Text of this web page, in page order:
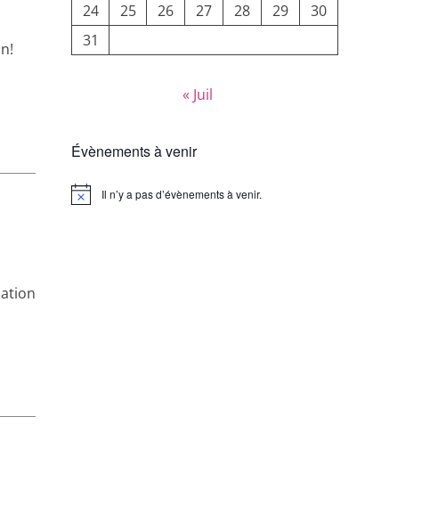
24
25 26 27 28 29
30
31
« Juil
Évènements à venir
Notice Il n’y a pas d’évènements à venir.